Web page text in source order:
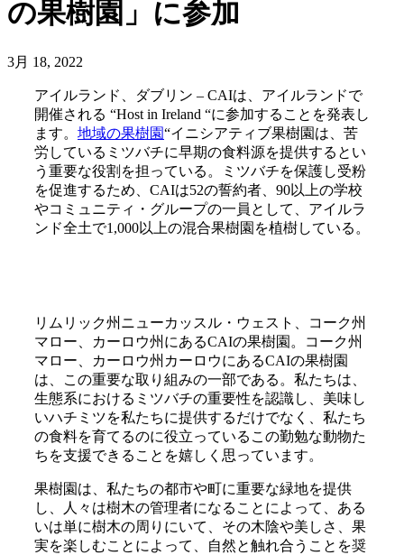
の果樹園」に参加
3月 18, 2022
アイルランド、ダブリン – CAIは、アイルランドで
開催される “Host in Ireland “に参加することを発表し
ます。 地域の果樹園“イニシアティブ果樹園は、苦
労しているミツバチに早期の食料源を提供するとい
う重要な役割を担っている。ミツバチを保護し受粉
を促進するため、CAIは52の誓約者、90以上の学校
やコミュニティ・グループの一員として、アイルラ
ンド全土で1,000以上の混合果樹園を植樹している。
リムリック州ニューカッスル・ウェスト、コーク州
マロー、カーロウ州にあるCAIの果樹園。コーク州
マロー、カーロウ州カーロウにあるCAIの果樹園
は、この重要な取り組みの一部である。私たちは、
生態系におけるミツバチの重要性を認識し、美味し
いハチミツを私たちに提供するだけでなく、私たち
の食料を育てるのに役立っているこの勤勉な動物た
ちを支援できることを嬉しく思っています。
果樹園は、私たちの都市や町に重要な緑地を提供
し、人々は樹木の管理者になることによって、ある
いは単に樹木の周りにいて、その木陰や美しさ、果
実を楽しむことによって、自然と触れ合うことを奨